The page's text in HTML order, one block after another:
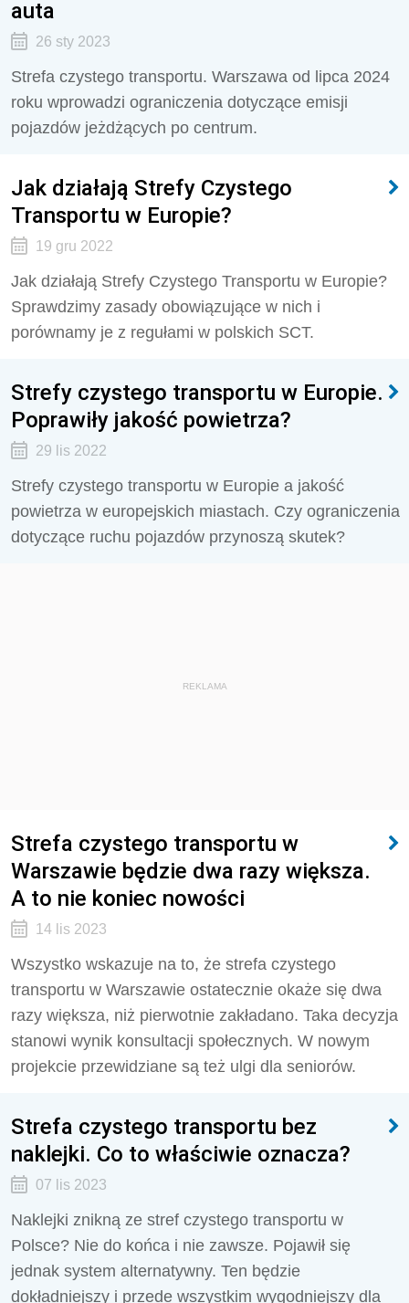
auta
26 sty 2023
Strefa czystego transportu. Warszawa od lipca 2024
roku wprowadzi ograniczenia dotyczące emisji
pojazdów jeżdżących po centrum.
Jak działają Strefy Czystego
Transportu w Europie?
19 gru 2022
Jak działają Strefy Czystego Transportu w Europie?
Sprawdzimy zasady obowiązujące w nich i
porównamy je z regułami w polskich SCT.
Strefy czystego transportu w Europie.
Poprawiły jakość powietrza?
29 lis 2022
Strefy czystego transportu w Europie a jakość
powietrza w europejskich miastach. Czy ograniczenia
dotyczące ruchu pojazdów przynoszą skutek?
REKLAMA
Strefa czystego transportu w
Warszawie będzie dwa razy większa.
A to nie koniec nowości
14 lis 2023
Wszystko wskazuje na to, że strefa czystego
transportu w Warszawie ostatecznie okaże się dwa
razy większa, niż pierwotnie zakładano. Taka decyzja
stanowi wynik konsultacji społecznych. W nowym
projekcie przewidziane są też ulgi dla seniorów.
Strefa czystego transportu bez
naklejki. Co to właściwie oznacza?
07 lis 2023
Naklejki znikną ze stref czystego transportu w
Polsce? Nie do końca i nie zawsze. Pojawił się
jednak system alternatywny. Ten będzie
dokładniejszy i przede wszystkim wygodniejszy dla